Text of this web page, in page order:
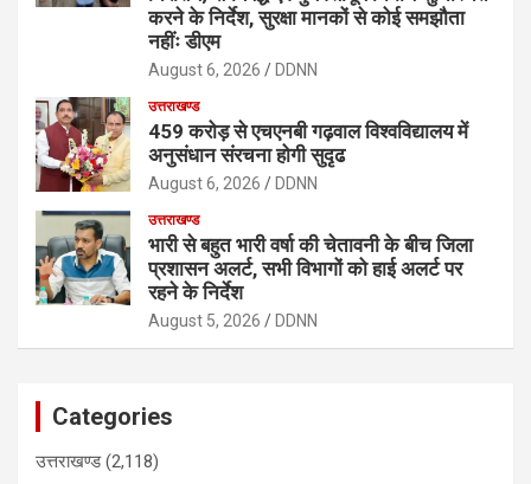
करने के निर्देश, सुरक्षा मानकों से कोई समझौता
नहींः डीएम
August 6, 2026 DDNN
उत्तराखण्ड
459 करोड़ से एचएनबी गढ़वाल विश्वविद्यालय में
अनुसंधान संरचना होगी सुदृढ
August 6, 2026 DDNN
उत्तराखण्ड
भारी से बहुत भारी वर्षा की चेतावनी के बीच जिला
प्रशासन अलर्ट, सभी विभागों को हाई अलर्ट पर
रहने के निर्देश
August 5, 2026 DDNN
Categories
उत्तराखण्ड(2,118)